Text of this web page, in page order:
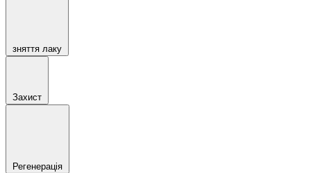
зняття лаку
Захист
Регенерація